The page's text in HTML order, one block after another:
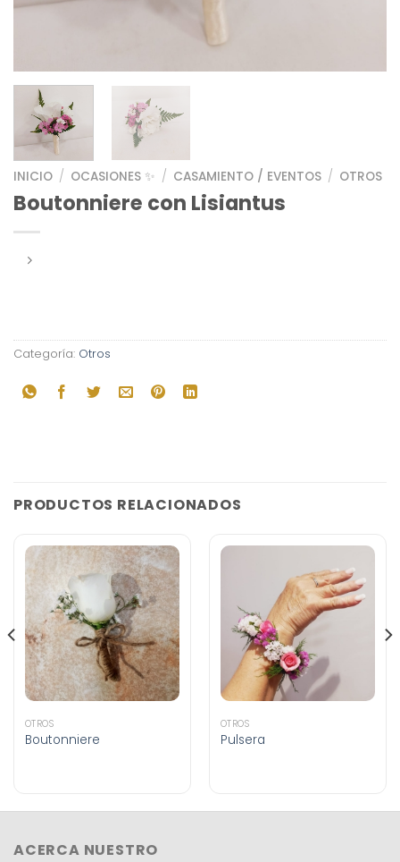
INICIO / OCASIONES ✨ / CASAMIENTO / EVENTOS / OTROS
Boutonniere con Lisiantus
Categoría: Otros
PRODUCTOS RELACIONADOS
OTROS
Boutonniere
OTROS
Pulsera
ACERCA NUESTRO